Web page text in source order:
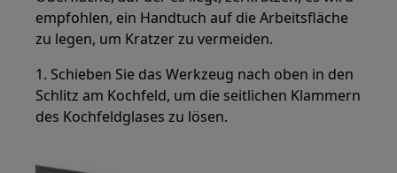
empfohlen, ein Handtuch auf die Arbeitsfläche
zu legen, um Kratzer zu vermeiden.
1. Schieben Sie das Werkzeug nach oben in den
Schlitz am Kochfeld, um die seitlichen Klammern
des Kochfeldglases zu lösen.